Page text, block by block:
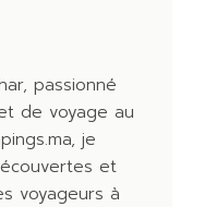
passionné
de voyage au
je
et
voyageurs à